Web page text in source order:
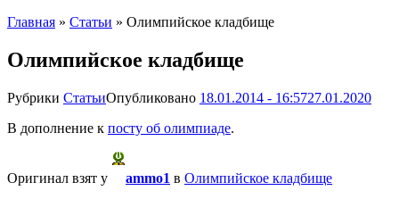
Главная » Статьи » Олимпийское кладбище
Олимпийское кладбище
Рубрики СтатьиОпубликовано 18.01.2014 - 16:5727.01.2020
В дополнение к посту об олимпиаде.
Оригинал взят у ammo1 в Олимпийское кладбище